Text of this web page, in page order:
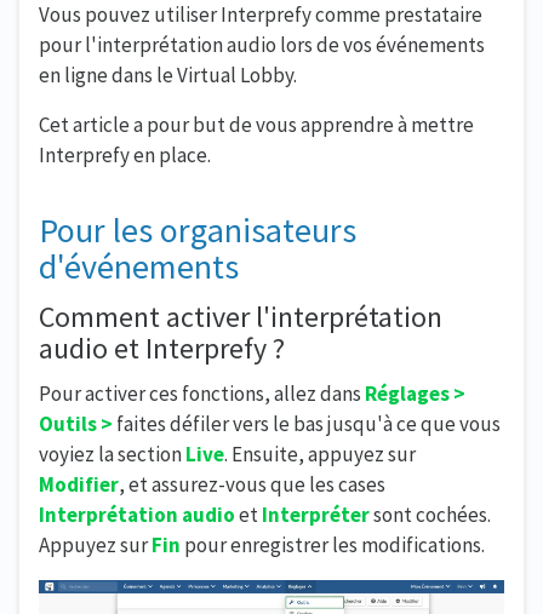
Vous pouvez utiliser Interprefy comme prestataire
pour l'interprétation audio lors de vos événements
en ligne dans le Virtual Lobby.
Cet article a pour but de vous apprendre à mettre
Interprefy en place.
Pour les organisateurs
d'événements
Comment activer l'interprétation
audio et Interprefy ?
Pour activer ces fonctions, allez dans Réglages >
Outils > faites défiler vers le bas jusqu'à ce que vous
voyiez la sectionLive. Ensuite, appuyez sur
Modifier, et assurez-vous que les cases
Interprétation audioetInterprétersont cochées.
Appuyez surFin pour enregistrer les modifications.